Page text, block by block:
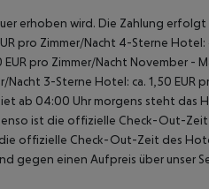
erhoben wird. Die Zahlung
pro Zimmer/Nacht 4-Sterne Hotel:
pro Zimmer/Nacht November -
3-Sterne Hotel: ca. 1,50 EUR
ab 04:00 Uhr morgens steht das
ist die offizielle Check-Out-
offizielle Check-Out-Zeit des
gegen einen Aufpreis über unser